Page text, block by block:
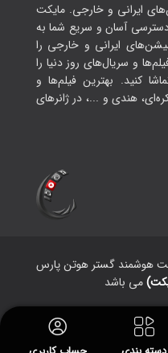
ایرانی و خارجی. مایکت
دسترسی آسان و سریع شما به
ایرانی و خارجی را
و سریال‌های روز دنیا را
کنید. بهترین فیلم‌ها و
هندی و ...، در ژانرهای
هوشمند گستر هوتن پارس
می باشد